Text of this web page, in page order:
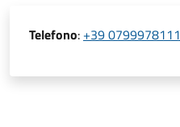
Telefono: +39 0799978111